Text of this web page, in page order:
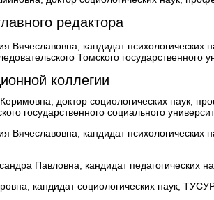
редактора
Вячеславовна,
кандидат психологических
Томского государственного
коллегии
доктор социологических наук,
государственного социального
Вячеславовна, кандидат
Павловна, кандидат педагогических
кандидат социологических наук,